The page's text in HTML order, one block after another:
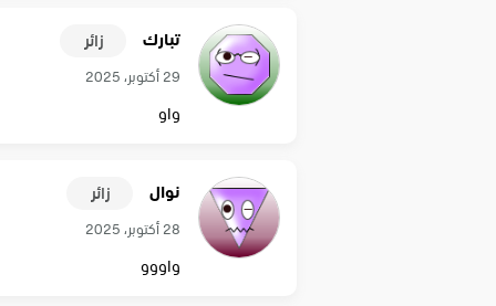
تبارك زائر
29 أكتوبر، 2025
واو
نوال زائر
28 أكتوبر، 2025
واووو